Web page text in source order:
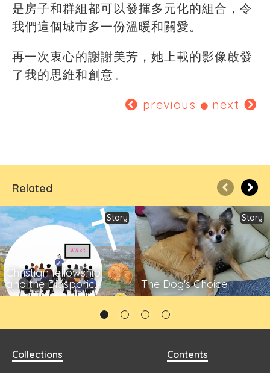
是房子和群組都可以發揮多元化的組合，令
我們這個城市多一份溫暖和關愛。
再一次衷心的謝謝美芳，她上載的影像啟發
了我的思維和創意。
previous
next
Related
Christian fellowship
and the Diasporic
Communities
Story
The Dog's Choice
Story
Collections Contents